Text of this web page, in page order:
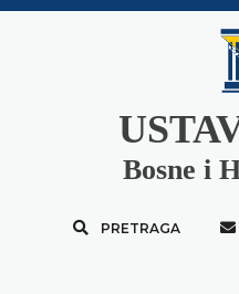
Bosne i
PRETRAGA